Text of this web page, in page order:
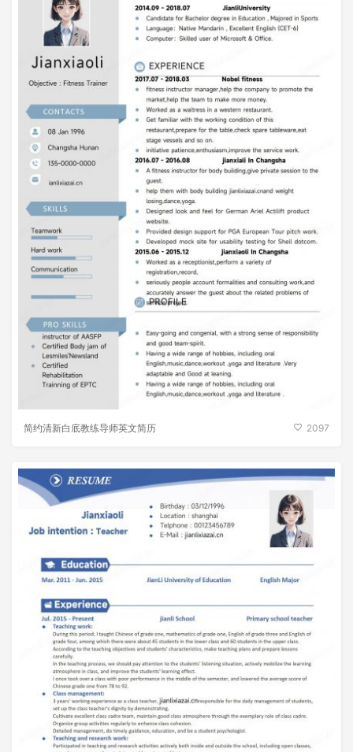
简约清新白底教练导师英文简历 2097